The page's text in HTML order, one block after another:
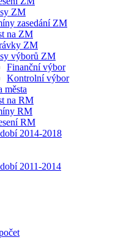
ZM
zasedání ZM
na ZM
ZM
výborů ZM
Finanční výbor
Kontrolní výbor
města
na RM
RM
RM
2014-2018
2011-2014